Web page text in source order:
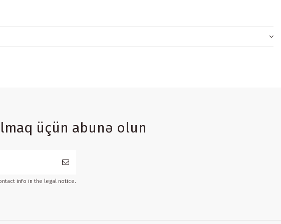
üçün abunə olun
info in the legal notice.